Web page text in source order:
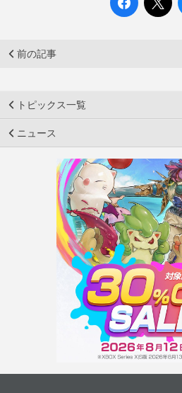
前の記事
トピックス一覧
ニュース